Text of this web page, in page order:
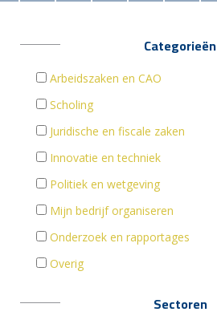
Categorieën
Arbeidszaken en CAO
Scholing
Juridische en fiscale zaken
Innovatie en techniek
Politiek en wetgeving
Mijn bedrijf organiseren
Onderzoek en rapportages
Overig
Sectoren